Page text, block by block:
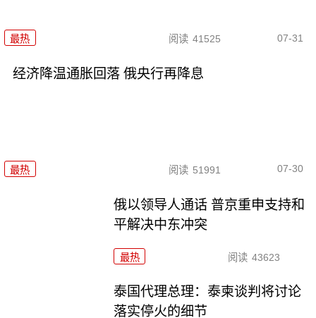
最热 阅读 41525 07-31
经济降温通胀回落 俄央行再降息
最热 阅读 51991 07-30
俄以领导人通话 普京重申支持和
平解决中东冲突
最热 阅读 43623
泰国代理总理：泰柬谈判将讨论
落实停火的细节